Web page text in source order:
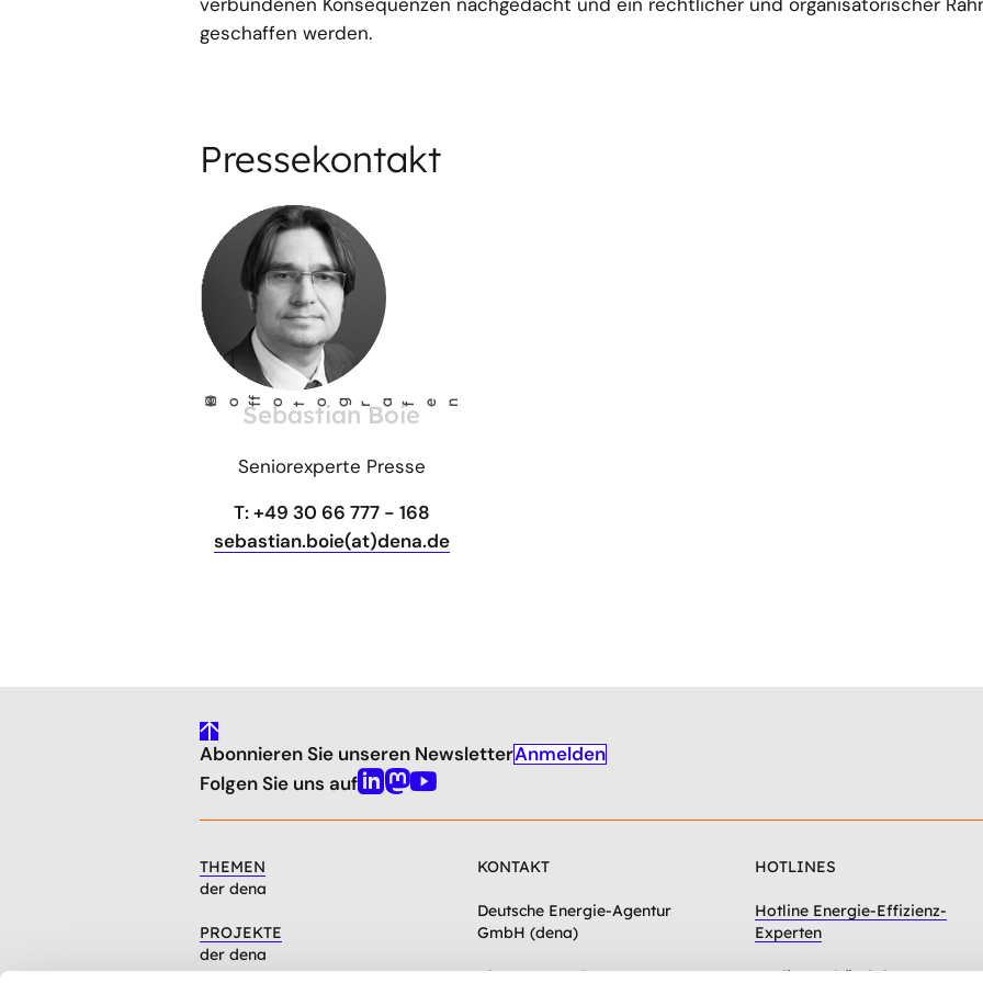
geschaffen werden.
Pressekontakt
©
Ho f
fo t
og r
a fen
Sebastian Boie
Seniorexperte Presse
T: +49 30 66 777 - 168
sebastian.boie(at)dena.de
gehe
nach
oben
Abonnieren Sie unseren NewsletterAnmelden
Folgen Sie uns aufLinkedin
Mastodon
Youtube
THEMEN
der dena
PROJEKTE
der dena
KONTAKT
Deutsche Energie-Agentur
GmbH (dena)
Chausseestraße 128a
HOTLINES
Hotline Energie-Effizienz-
Experten
Hotline Gebäudeforum